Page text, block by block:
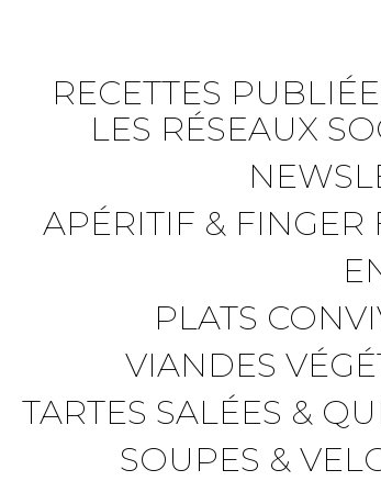
RECETTES
LES RÉSEAUX
APÉRITIF & FINGER
PLATS
VIANDES
TARTES SALÉES &
SOUPES &